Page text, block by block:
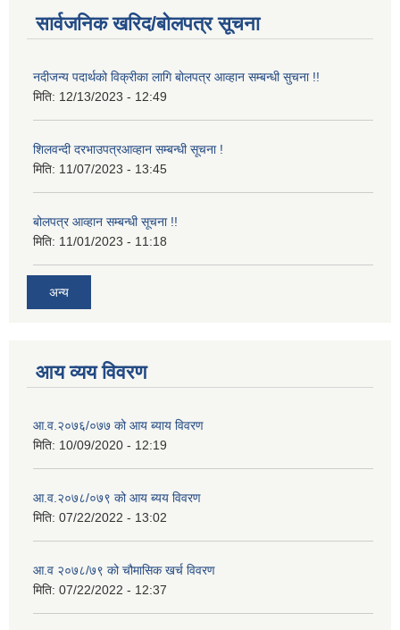
सार्वजनिक खरिद/बोलपत्र सूचना
नदीजन्य पदार्थको विक्रीका लागि बोलपत्र आव्हान सम्बन्धी सुचना !!
मिति: 12/13/2023 - 12:49
शिलवन्दी दरभाउपत्रआव्हान सम्बन्धी सूचना !
मिति: 11/07/2023 - 13:45
बोलपत्र आव्हान सम्बन्धी सूचना !!
मिति: 11/01/2023 - 11:18
अन्य
आय व्यय विवरण
आ.व.२०७६/०७७ को आय ब्याय विवरण
मिति: 10/09/2020 - 12:19
आ.व.२०७८/०७९ को आय ब्यय विवरण
मिति: 07/22/2022 - 13:02
आ.व २०७८/७९ को चौमासिक खर्च विवरण
मिति: 07/22/2022 - 12:37